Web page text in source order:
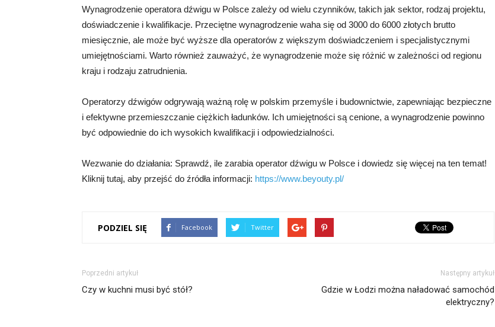
Wynagrodzenie operatora dźwigu w Polsce zależy od wielu czynników, takich jak sektor, rodzaj projektu,
doświadczenie i kwalifikacje. Przeciętne wynagrodzenie waha się od 3000 do 6000 złotych brutto
miesięcznie, ale może być wyższe dla operatorów z większym doświadczeniem i specjalistycznymi
umiejętnościami. Warto również zauważyć, że wynagrodzenie może się różnić w zależności od regionu
kraju i rodzaju zatrudnienia.
Operatorzy dźwigów odgrywają ważną rolę w polskim przemyśle i budownictwie, zapewniając bezpieczne
i efektywne przemieszczanie ciężkich ładunków. Ich umiejętności są cenione, a wynagrodzenie powinno
być odpowiednie do ich wysokich kwalifikacji i odpowiedzialności.
Wezwanie do działania: Sprawdź, ile zarabia operator dźwigu w Polsce i dowiedz się więcej na ten temat!
Kliknij tutaj, aby przejść do źródła informacji: https://www.beyouty.pl/
PODZIEL SIĘ Facebook Twitter
Poprzedni artykuł
Czy w kuchni musi być stół?
Następny artykuł
Gdzie w Łodzi można naładować samochód
elektryczny?